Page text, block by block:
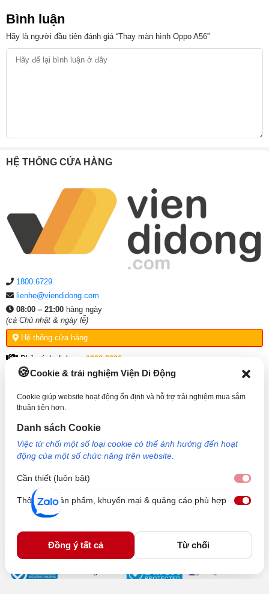
Cookie & trải nghiệm Viện Di Động
Cookie giúp website hoạt động ổn định và hỗ trợ trải nghiệm mua sắm
thuận tiện hơn.
Danh sách Cookie
Việc từ chối một số loại cookie có thể ảnh hưởng đến hoạt
động của một số chức năng trên website.
Cần thiết (luôn bật)
Thông tin sản phẩm, khuyến mại & quảng cáo phù hợp
Đồng ý tất cả Từ chối
Bình luận
Hãy là người đầu tiên đánh giá “Thay màn hình Oppo A56”
HỆ THỐNG CỬA HÀNG
1800.6729
lienhe@viendidong.com
08:00 – 21:00 hàng ngày
(cả Chủ nhật & ngày lễ)
Hệ thống cửa hàng
Phản ánh dịch vụ: 1900.2006
THÔNG TIN HỖ TRỢ
VỀ VIỆN DI ĐỘNG
KẾT NỐI VỚI VIỆN DI ĐỘNG
Công Ty TNHH Công Nghệ và Đầu Tư Viện Di Động - 73 Trần Quang Khải, Phường Tân
kế hoạch và đầu tư TP Hồ Chí Minh. Giám đốc: Nguyễn Ngọc Ngân. Hotline: 1800.6729
(miễn phí) - Email: cskh@viendidong.com - Bản quyền thuộc về Viện Di Động.